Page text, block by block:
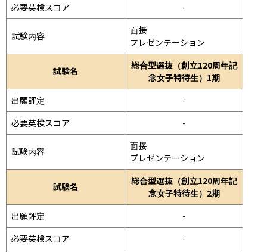
必要英検スコア
-
試験内容
面接
プレゼンテーション
試験名
総合型選抜（創立120周年記
念女子特待生）1期
出願評定
-
必要英検スコア
-
試験内容
面接
プレゼンテーション
試験名
総合型選抜（創立120周年記
念女子特待生）2期
出願評定
-
必要英検スコア
-